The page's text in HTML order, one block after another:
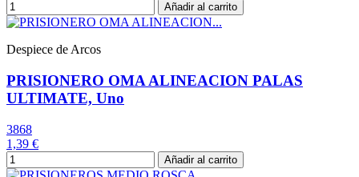
Añadir al carrito
Despiece de Arcos
PRISIONERO OMA ALINEACION PALAS
ULTIMATE, Uno
3868
1,39 €
Añadir al carrito